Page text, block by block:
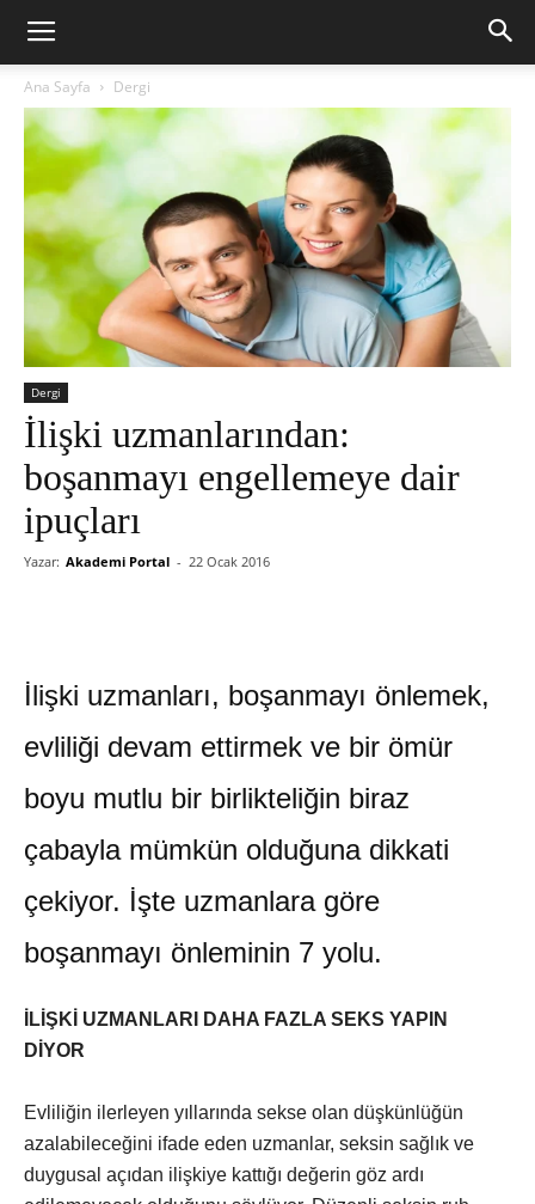
Ana Sayfa Dergi
Dergi
İlişki uzmanlarından:
boşanmayı engellemeye dair
ipuçları
Yazar: Akademi Portal - 22 Ocak 2016
İlişki uzmanları, boşanmayı önlemek,
evliliği devam ettirmek ve bir ömür
boyu mutlu bir birlikteliğin biraz
çabayla mümkün olduğuna dikkati
çekiyor. İşte uzmanlara göre
boşanmayı önleminin 7 yolu.
İLİŞKİ UZMANLARI DAHA FAZLA SEKS YAPIN
DİYOR
Evliliğin ilerleyen yıllarında sekse olan düşkünlüğün
azalabileceğini ifade eden uzmanlar, seksin sağlık ve
duygusal açıdan ilişkiye kattığı değerin göz ardı